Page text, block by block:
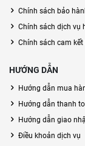
Chính sách bảo
Chính sách dịch vụ
Chính sách cam
HƯỚNG DẪN
Hướng dẫn mua
Hướng dẫn thanh
Hướng dẫn giao
Điều khoản dịch vụ